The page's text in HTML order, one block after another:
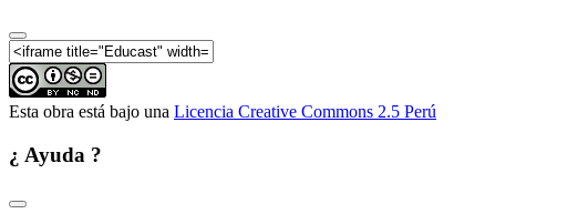
Esta obra está bajo una Licencia Creative Commons 2.5 Perú
¿ Ayuda ?